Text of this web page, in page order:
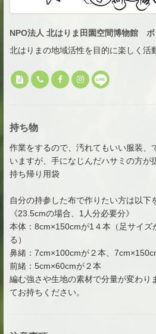
NPO法人 北はりま田園空間博物館 ボ
北はりまの地域活性を目的に楽しく活
持ち物
作業をするので、汚れてもいい服装、
いますが、手になじんだハサミの方が
持ち帰り用袋
自分の持参した布で作りたい方は以下
《23.5cmの場合、1人分必要分》
本体：8cm×150cmが1４本（足サイズ
る）
鼻緒：7cm×100cmが２本、
前緒：5cm×60cmが２本
編む強さや生地の素材で分量が変わり
てお持ちください。